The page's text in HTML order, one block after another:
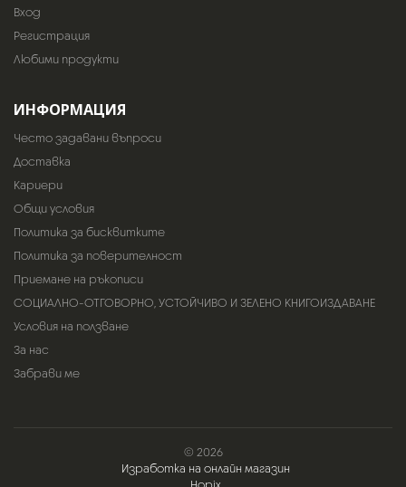
Вход
Регистрация
Любими продукти
ИНФОРМАЦИЯ
Често задавани въпроси
Доставка
Кариери
Общи условия
Политика за бисквитките
Политика за поверителност
Приемане на ръкописи
СОЦИАЛНО-ОТГОВОРНО, УСТОЙЧИВО И ЗЕЛЕНО КНИГОИЗДАВАНЕ
Условия на ползване
За нас
Забрави ме
© 2026
Изработка на онлайн магазин